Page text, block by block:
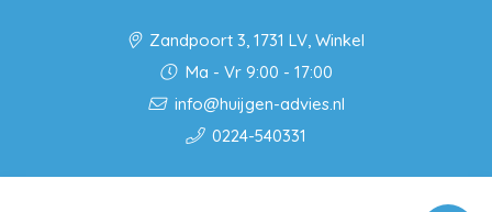
Zandpoort 3, 1731 LV, Winkel
Ma - Vr 9:00 - 17:00
info@huijgen-advies.nl
0224-540331